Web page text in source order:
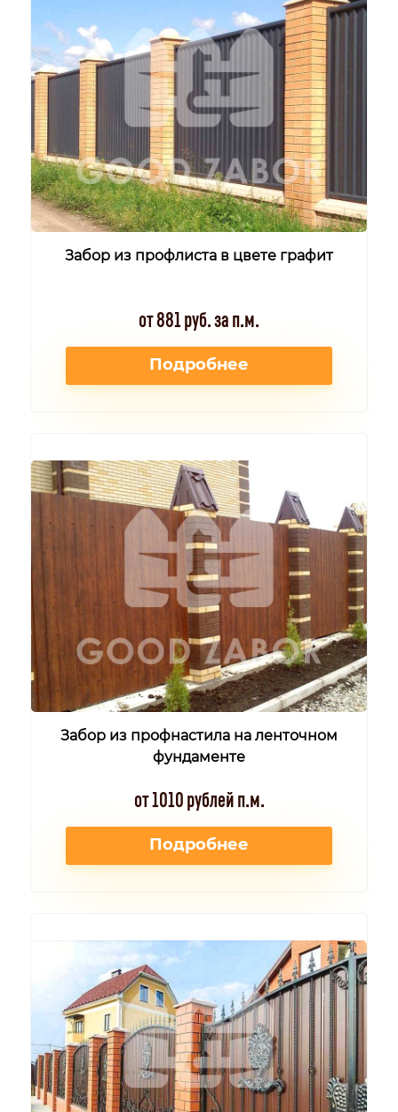
Забор из профлиста в цвете графит
от 881 руб. за п.м.
Подробнее
Забор из профнастила на ленточном
фундаменте
от 1010 рублей п.м.
Подробнее